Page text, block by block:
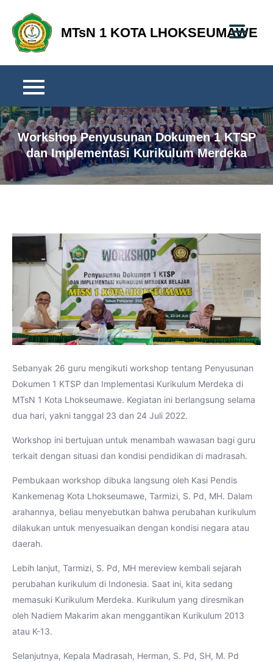
content
MTsN 1 KOTA LHOKSEUMAWE
Workshop Penyusunan Dokumen 1 KTSP
dan Implementasi Kurikulum Merdeka
Sebanyak 26 guru mengikuti workshop tentang Penyusunan
Dokumen 1 KTSP dan Implementasi Kurikulum Merdeka di
MTsN 1 Kota Lhokseumawe. Kegiatan ini berlangsung selama
dua hari, yakni tanggal 23 dan 24 Juli 2022.
Workshop ini bertujuan untuk menambah wawasan bagi guru
terkait dengan situasi dan kondisi pendidikan di madrasah.
Pembukaan workshop dibuka langsung oleh Kasi Pendis
Kankemenag Kota Lhokseumawe, Tarmizi, S. Pd, MH. Dalam
arahannya, beliau menyebutkan bahwa perubahan kurikulum
dilakukan untuk menyesuaikan dengan kondisi negara atau
daerah.
Lebih lanjut, Tarmizi, S. Pd, MH mereview kembali sejarah
perubahan kurikulum di Indonesia. Saat ini, kita sedang
memasuki Kurikulum Merdeka. Kurikulum yang diresmikan
oleh Nadiem Makarim akan menggantikan Kurikulum 2013
atau K-13.
Selanjutnya, Kepala Madrasah, Herman, S. Pd, SH, M. Pd